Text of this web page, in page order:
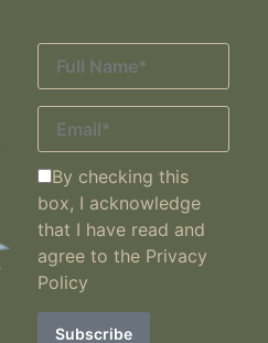
By checking this
box, I acknowledge
that I have read and
agree to the Privacy
Policy